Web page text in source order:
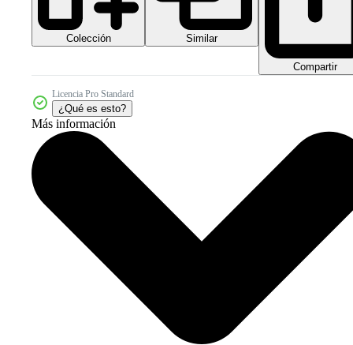
Colección Similar
Compartir
Licencia Pro Standard
¿Qué es esto?
Más información